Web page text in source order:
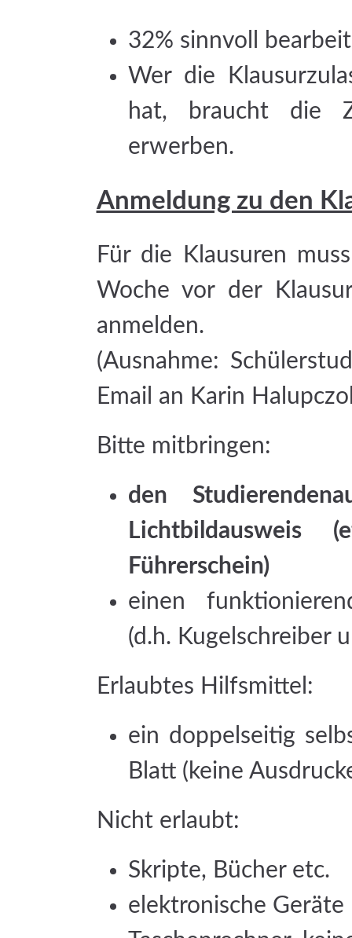
32% sinnvoll
Wer die
hat, braucht die
erwerben.
Anmeldung zu den
Für die Klausuren
Woche vor der
anmelden.
(Ausnahme:
Email an Karin
Bitte mitbringen:
den
Lichtbildausweis
Führerschein)
einen
(d.h. Kugelschreiber
Erlaubtes Hilfsmittel:
ein doppelseitig
Blatt (keine
Nicht erlaubt:
Skripte, Bücher etc.
elektronische Geräte